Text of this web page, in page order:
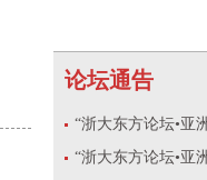
论坛通告
“浙大东方论坛•亚
“浙大东方论坛•亚